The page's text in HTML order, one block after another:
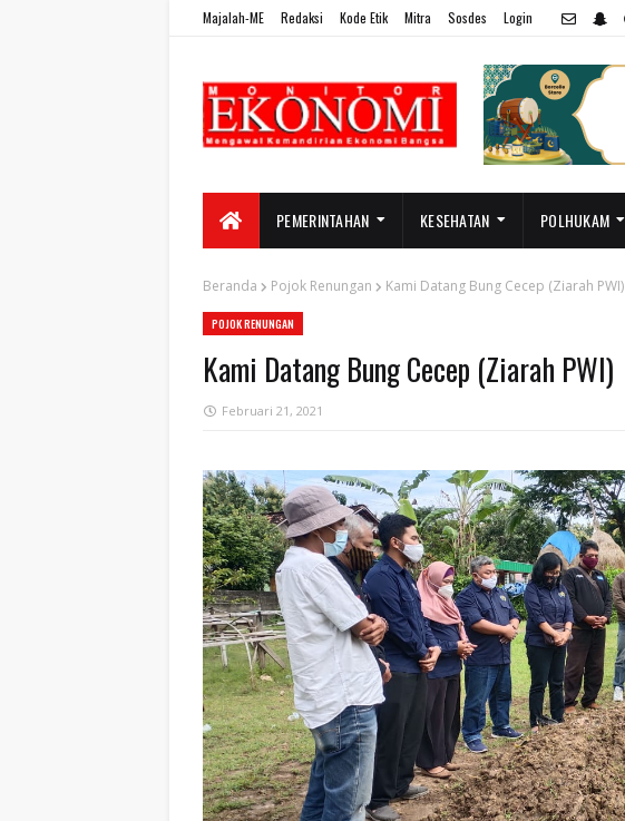
Majalah-ME Redaksi Kode Etik Mitra Sosdes Login
PEMERINTAHAN KESEHATAN POLHUKAM
Beranda Pojok Renungan Kami Datang Bung Cecep (Ziarah PWI)
POJOK RENUNGAN
Kami Datang Bung Cecep (Ziarah PWI)
Februari 21, 2021